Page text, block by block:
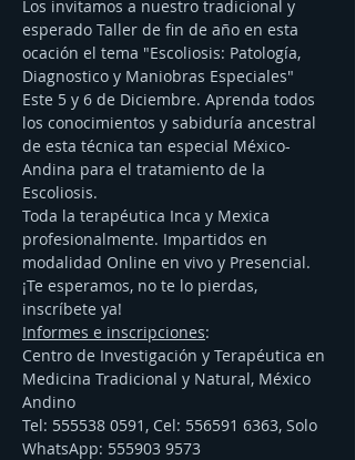
Los invitamos a nuestro tradicional y
esperado Taller de fin de año en esta
ocación el tema "Escoliosis: Patología,
Diagnostico y Maniobras Especiales"
Este 5 y 6 de Diciembre. Aprenda todos
los conocimientos y sabiduría ancestral
de esta técnica tan especial México-
Andina para el tratamiento de la
Escoliosis.
Toda la terapéutica Inca y Mexica
profesionalmente. Impartidos en
modalidad Online en vivo y Presencial.
¡Te esperamos, no te lo pierdas,
inscríbete ya!
Informes e inscripciones:
Centro de Investigación y Terapéutica en
Medicina Tradicional y Natural, México
Andino
Tel: 555538 0591, Cel: 556591 6363, Solo
WhatsApp: 555903 9573